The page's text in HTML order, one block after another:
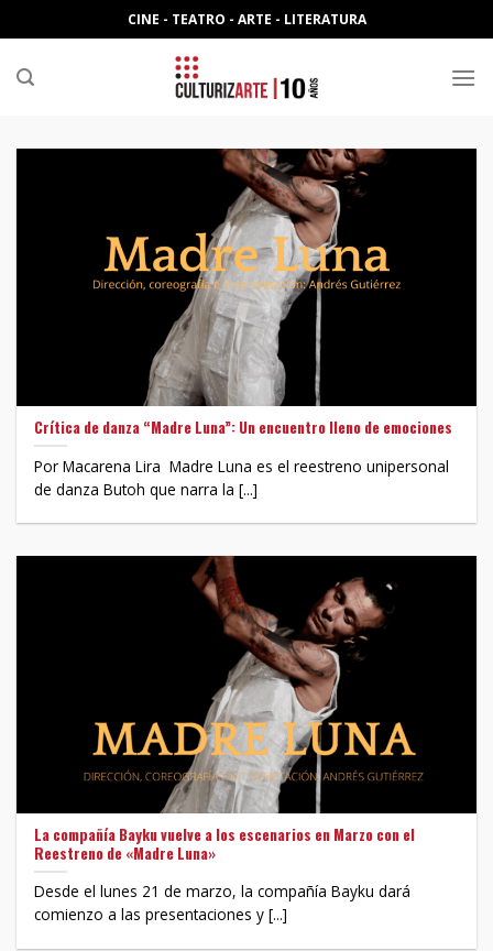
to
content
CINE - TEATRO - ARTE - LITERATURA
Crítica de danza “Madre Luna”: Un encuentro lleno de emociones
Por Macarena Lira Madre Luna es el reestreno unipersonal
de danza Butoh que narra la [...]
La compañía Bayku vuelve a los escenarios en Marzo con el
Reestreno de «Madre Luna»
Desde el lunes 21 de marzo, la compañía Bayku dará
comienzo a las presentaciones y [...]